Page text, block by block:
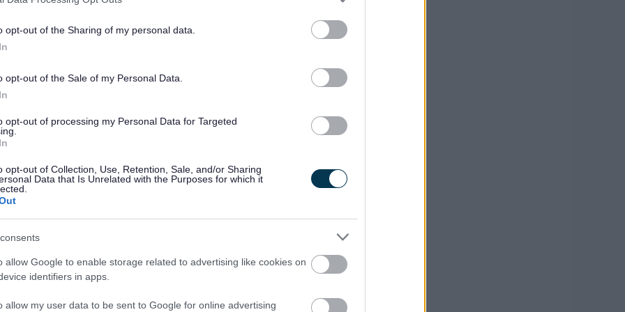
opt-out of the Sharing of my personal data.
opt-out of the Sale of my Personal Data.
opt-out of processing my Personal Data for Targeted
opt-out of Collection, Use, Retention, Sale, and/or Sharing
Data that Is Unrelated with the Purposes for which it
allow Google to enable storage related to advertising like cookies on
identifiers in apps.
allow my user data to be sent to Google for online advertising
yn 2025/26 wedi helpu miloedd o drigolion i
drwy’r misoedd oerach.
sefydliadau cymunedol, gwirfoddolwyr, a grwpiau lleol, i
lle i drigolion dreulio amser heb wario arian. Cynhaliodd
nhw dros 2,800 o bobl. Yn ogystal â chynnig lle
o ddiodydd poeth, byrbrydau a phrydau bwyd.
cyngor hefyd, gan helpu pobl i gadw mewn
teimlo “fel cwrdd â ffrindiau”, ac yn rhoi “rheswm i fynd
weladwy, ac wedi eu cysylltu a’u cefnogi.
a’r gaeaf, gan gefnogi dros 3,700 o bobl mewn 962 o